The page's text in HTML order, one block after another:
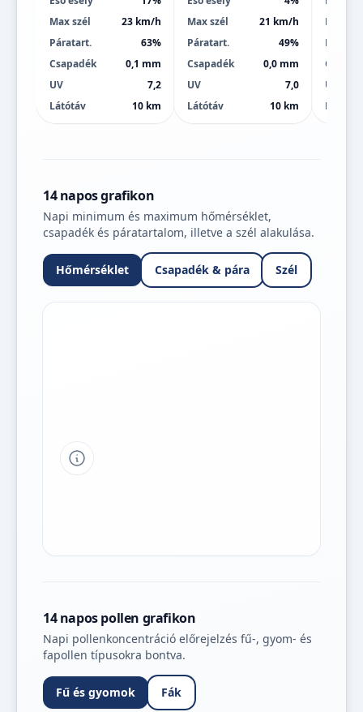
Max szél
23 km/h
Páratart.
63%
Csapadék
0,1 mm
UV
7,2
Látótáv
10 km
Max szél
21 km/h
Páratart.
49%
Csapadék
0,0 mm
UV
7,0
Látótáv
10 km
Max
UV
Látótáv
14 napos grafikon
Napi minimum és maximum hőmérséklet,
csapadék és páratartalom, illetve a szél alakulása.
Hőmérséklet Csapadék & pára Szél
Tipp a grafikon jelmagyarázatához
14 napos pollen grafikon
Napi pollenkoncentráció előrejelzés fű-, gyom- és
fapollen típusokra bontva.
Fű és gyomok Fák